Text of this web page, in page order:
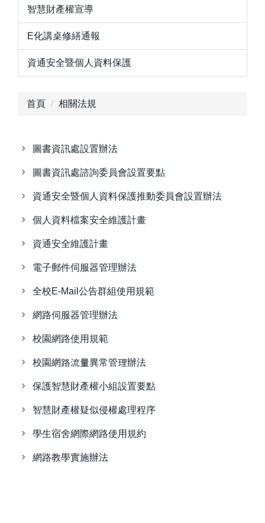
智慧財產權宣導
E化講桌修繕通報
資通安全暨個人資料保護
首頁 相關法規
圖書資訊處設置辦法
圖書資訊處諮詢委員會設置要點
資通安全暨個人資料保護推動委員會設置辦法
個人資料檔案安全維護計畫
資通安全維護計畫
電子郵件伺服器管理辦法
全校E-Mail公告群組使用規範
網路伺服器管理辦法
校園網路使用規範
校園網路流量異常管理辦法
保護智慧財產權小組設置要點
智慧財產權疑似侵權處理程序
學生宿舍網際網路使用規約
網路教學實施辦法